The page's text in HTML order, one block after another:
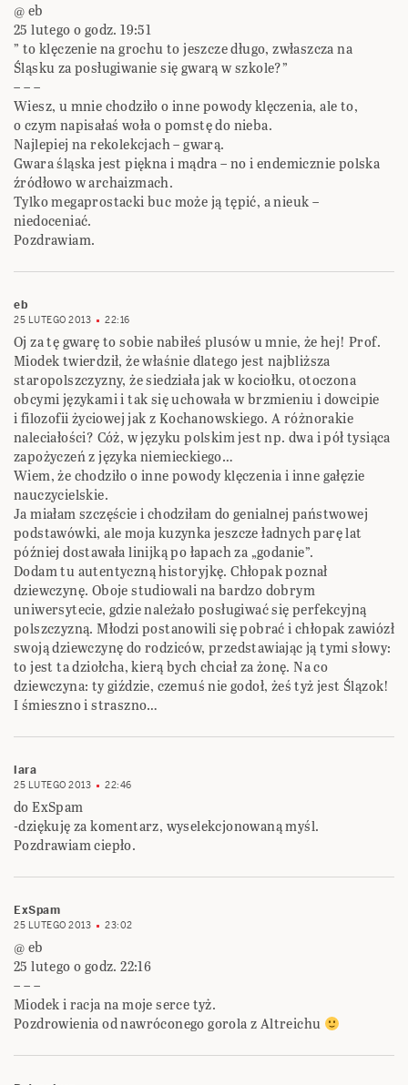
@ eb
25 lutego o godz. 19:51
” to klęczenie na grochu to jeszcze długo, zwłaszcza na
Śląsku za posługiwanie się gwarą w szkole?”
– – –
Wiesz, u mnie chodziło o inne powody klęczenia, ale to,
o czym napisałaś woła o pomstę do nieba.
Najlepiej na rekolekcjach – gwarą.
Gwara śląska jest piękna i mądra – no i endemicznie polska
źródłowo w archaizmach.
Tylko megaprostacki buc może ją tępić, a nieuk –
niedoceniać.
Pozdrawiam.
eb
25 LUTEGO 2013 22:16
Oj za tę gwarę to sobie nabiłeś plusów u mnie, że hej! Prof.
Miodek twierdził, że właśnie dlatego jest najbliższa
staropolszczyzny, że siedziała jak w kociołku, otoczona
obcymi językami i tak się uchowała w brzmieniu i dowcipie
i filozofii życiowej jak z Kochanowskiego. A różnorakie
naleciałości? Cóż, w języku polskim jest np. dwa i pół tysiąca
zapożyczeń z języka niemieckiego…
Wiem, że chodziło o inne powody klęczenia i inne gałęzie
nauczycielskie.
Ja miałam szczęście i chodziłam do genialnej państwowej
podstawówki, ale moja kuzynka jeszcze ładnych parę lat
później dostawała linijką po łapach za „godanie”.
Dodam tu autentyczną historyjkę. Chłopak poznał
dziewczynę. Oboje studiowali na bardzo dobrym
uniwersytecie, gdzie należało posługiwać się perfekcyjną
polszczyzną. Młodzi postanowili się pobrać i chłopak zawiózł
swoją dziewczynę do rodziców, przedstawiając ją tymi słowy:
to jest ta dziołcha, kierą bych chciał za żonę. Na co
dziewczyna: ty giździe, czemuś nie godoł, żeś tyż jest Ślązok!
I śmieszno i straszno…
lara
25 LUTEGO 2013 22:46
do ExSpam
-dziękuję za komentarz, wyselekcjonowaną myśl.
Pozdrawiam ciepło.
ExSpam
25 LUTEGO 2013 23:02
@ eb
25 lutego o godz. 22:16
– – –
Miodek i racja na moje serce tyż.
Pozdrowienia od nawróconego gorola z Altreichu